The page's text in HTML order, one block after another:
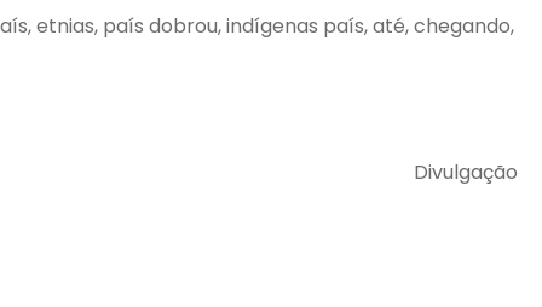
etnias, país dobrou, indígenas país, até, chegando,
Divulgação